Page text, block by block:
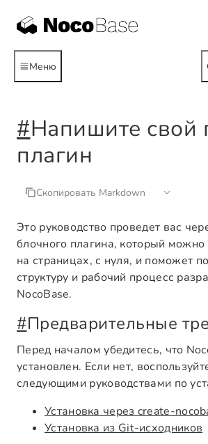
Меню
#Напишите свой
плагин
Скопировать Markdown
Это руководство проведет вас
блочного плагина, который можно
на страницах, с нуля, и поможет
структуру и рабочий процесс
NocoBase.
#Предварительные
Перед началом убедитесь, что
установлен. Если нет,
следующими руководствами по
Установка через create-
Установка из Git-исходников